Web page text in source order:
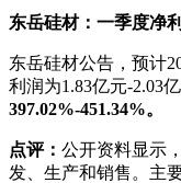
东岳硅材：一季度净
东岳硅材公告，预计
利润为1.83亿元-2.03亿
397.02%-451.34%。
点评： 公开资料显示
发、生产和销售。主